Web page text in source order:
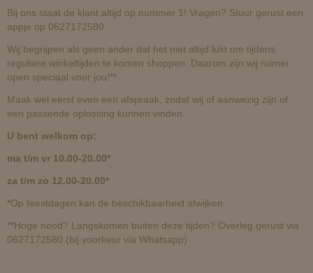
Bij ons staat de klant altijd op nummer 1! Vragen? Stuur gerust een
appje op 0627172580
Wij begrijpen als geen ander dat het niet altijd lukt om tijdens
reguliere winkeltijden te komen shoppen. Daarom zijn wij ruimer
open speciaal voor jou!**
Maak wel eerst even een afspraak, zodat wij of aanwezig zijn of
een passende oplossing kunnen vinden.
U bent welkom op:
ma t/m vr 10.00-20.00*
za t/m zo 12.00-20.00*
*Op feestdagen kan de beschikbaarheid afwijken.
**Hoge nood? Langskomen buiten deze tijden? Overleg gerust via
0627172580 (bij voorkeur via Whatsapp)